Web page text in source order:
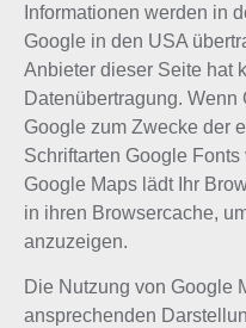
Informationen werden in
Google in den USA
Anbieter dieser Seite hat
Datenübertragung. Wenn
Google zum Zwecke der
Schriftarten Google
Google Maps lädt Ihr
in ihren Browsercache,
anzuzeigen.
Die Nutzung von Google
ansprechenden